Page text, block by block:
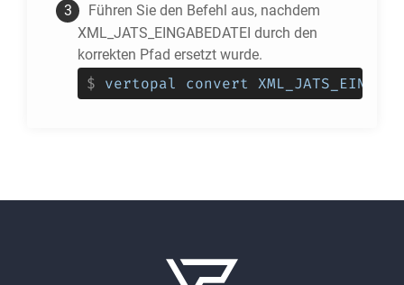
Führen Sie den Befehl aus, nachdem
XML_JATS_EINGABEDATEI durch den
korrekten Pfad ersetzt wurde.
$ vertopal convert